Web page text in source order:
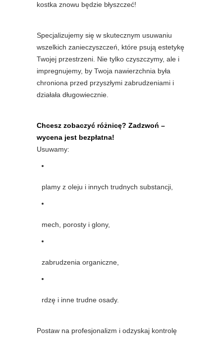
kostka znowu będzie błyszczeć!
Specjalizujemy się w skutecznym usuwaniu
wszelkich zanieczyszczeń, które psują estetykę
Twojej przestrzeni. Nie tylko czyszczymy, ale i
impregnujemy, by Twoja nawierzchnia była
chroniona przed przyszłymi zabrudzeniami i
działała długowiecznie.
Chcesz zobaczyć różnicę? Zadzwoń –
wycena jest bezpłatna!
Usuwamy:
plamy z oleju i innych trudnych substancji,
mech, porosty i glony,
zabrudzenia organiczne,
rdzę i inne trudne osady.
Postaw na profesjonalizm i odzyskaj kontrolę